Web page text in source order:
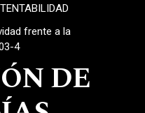
frente a la
4
DE